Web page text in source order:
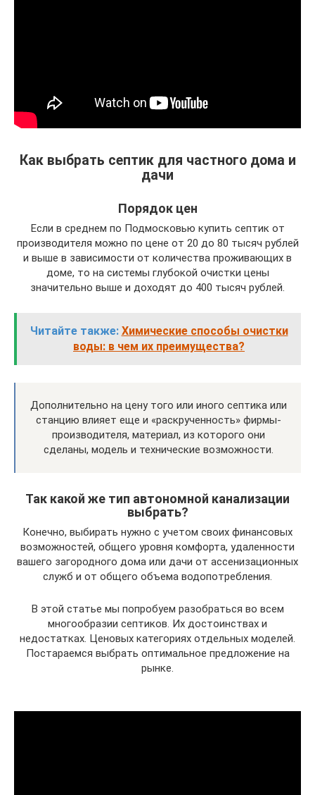
Как выбрать септик для частного дома и
дачи
Порядок цен
Если в среднем по Подмосковью купить септик от
производителя можно по цене от 20 до 80 тысяч рублей
и выше в зависимости от количества проживающих в
доме, то на системы глубокой очистки цены
значительно выше и доходят до 400 тысяч рублей.
Читайте также: Химические способы очистки
воды: в чем их преимущества?
Дополнительно на цену того или иного септика или
станцию влияет еще и «раскрученность» фирмы-
производителя, материал, из которого они
сделаны, модель и технические возможности.
Так какой же тип автономной канализации
выбрать?
Конечно, выбирать нужно с учетом своих финансовых
возможностей, общего уровня комфорта, удаленности
вашего загородного дома или дачи от ассенизационных
служб и от общего объема водопотребления.
В этой статье мы попробуем разобраться во всем
многообразии септиков. Их достоинствах и
недостатках. Ценовых категориях отдельных моделей.
Постараемся выбрать оптимальное предложение на
рынке.